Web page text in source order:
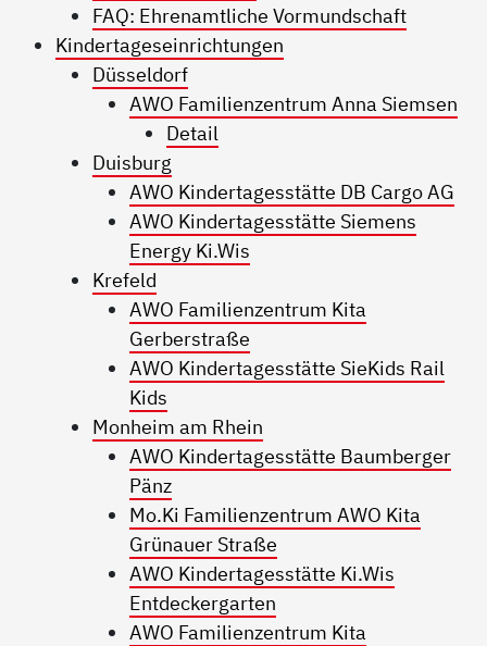
FAQ: Ehrenamtliche Vormundschaft
Kindertageseinrichtungen
Düsseldorf
AWO Familienzentrum Anna Siemsen
Detail
Duisburg
AWO Kindertagesstätte DB Cargo AG
AWO Kindertagesstätte Siemens
Energy Ki.Wis
Krefeld
AWO Familienzentrum Kita
Gerberstraße
AWO Kindertagesstätte SieKids Rail
Kids
Monheim am Rhein
AWO Kindertagesstätte Baumberger
Pänz
Mo.Ki Familienzentrum AWO Kita
Grünauer Straße
AWO Kindertagesstätte Ki.Wis
Entdeckergarten
AWO Familienzentrum Kita